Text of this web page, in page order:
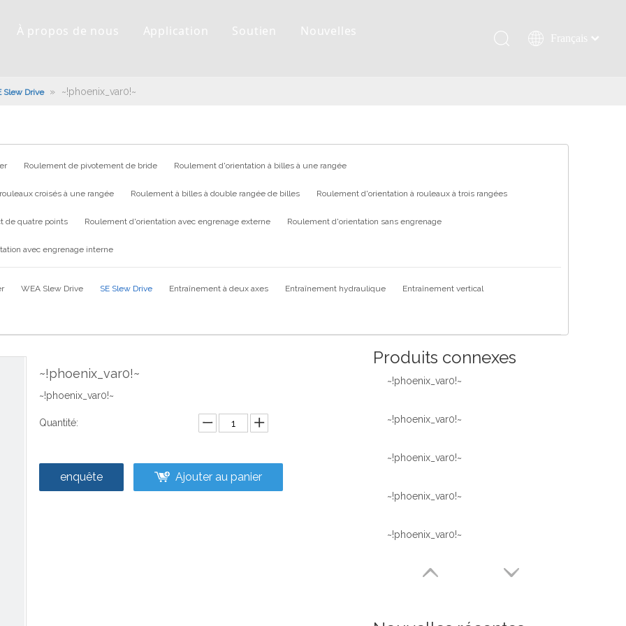
À propos de nous Application Soutien Nouvelles Français
Slew Drive » ~!phoenix_var0!~
Roulement de pivotement de bride Roulement d'orientation à billes à une rangée
croisés à une rangée Roulement à billes à double rangée de billes Roulement d'orientation à rouleaux à trois rangées
de quatre points Roulement d'orientation avec engrenage externe Roulement d'orientation sans engrenage
avec engrenage interne
WEA Slew Drive SE Slew Drive Entraînement à deux axes Entraînement hydraulique Entraînement vertical
~!phoenix_var0!~
~!phoenix_var0!~
Quantité:
enquête Ajouter au panier
Produits connexes
~!phoenix_var0!~
~!phoenix_var0!~
~!phoenix_var0!~
~!phoenix_var0!~
~!phoenix_var0!~